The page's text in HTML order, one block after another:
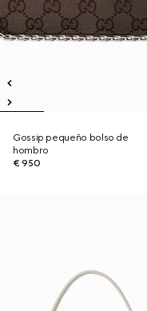
Gossip pequeño bolso de
hombro
€ 950